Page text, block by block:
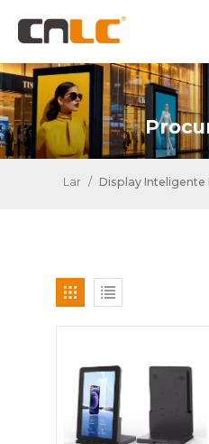
Lar / Display Inteligente